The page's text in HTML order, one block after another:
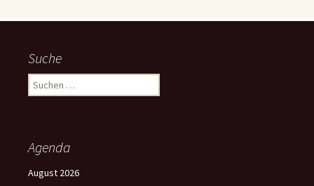
Suche
u
n
n
Agenda
August 2026